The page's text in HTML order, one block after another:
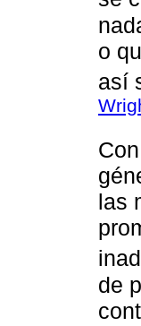
o
así
las
de